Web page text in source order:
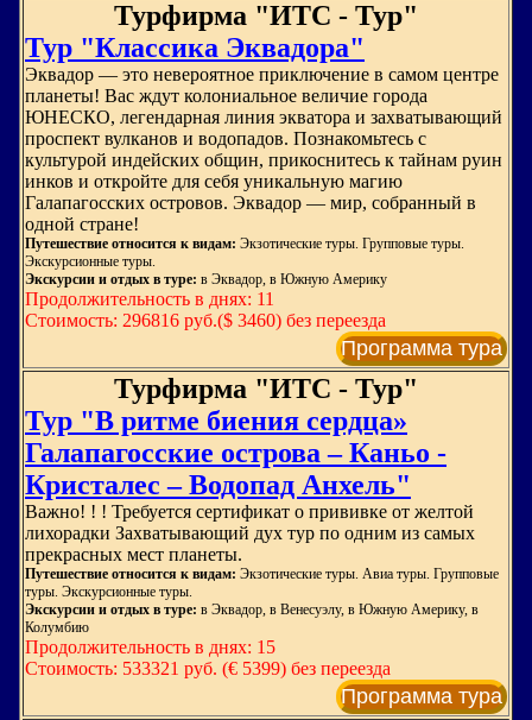
Турфирма "ИТС - Тур"
Тур "Классика Эквадора"
Эквадор — это невероятное приключение в самом центре
планеты! Вас ждут колониальное величие города
ЮНЕСКО, легендарная линия экватора и захватывающий
проспект вулканов и водопадов. Познакомьтесь с
культурой индейских общин, прикоснитесь к тайнам руин
инков и откройте для себя уникальную магию
Галапагосских островов. Эквадор — мир, собранный в
одной стране!
Путешествие относится к видам: Экзотические туры. Групповые туры.
Экскурсионные туры.
Экскурсии и отдых в туре: в Эквадор, в Южную Америку
Продолжительность в днях: 11
Стоимость: 296816 руб.($ 3460) без переезда
Программа тура
Турфирма "ИТС - Тур"
Тур "В ритме биения сердца»
Галапагосские острова – Каньо -
Кристалес – Водопад Анхель"
Важно! ! ! Требуется сертификат о прививке от желтой
лихорадки Захватывающий дух тур по одним из самых
прекрасных мест планеты.
Путешествие относится к видам: Экзотические туры. Авиа туры. Групповые
туры. Экскурсионные туры.
Экскурсии и отдых в туре: в Эквадор, в Венесуэлу, в Южную Америку, в
Колумбию
Продолжительность в днях: 15
Стоимость: 533321 руб. (€ 5399) без переезда
Программа тура